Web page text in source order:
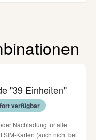
"39 Einheiten"
verfügbar
Nachladung für alle
SIM-Karten (auch nicht bei